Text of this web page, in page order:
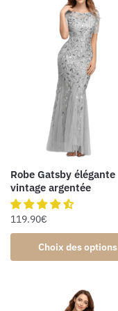
Robe Gatsby élégante
vintage argentée
119.90€
Choix des options